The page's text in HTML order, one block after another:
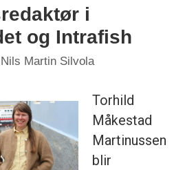
i
og Intrafish
Nils Martin Silvola
Torhild
Måkestad
Martinussen
blir